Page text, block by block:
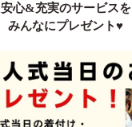
安心&充実のサービスを
みんなにプレゼント♥